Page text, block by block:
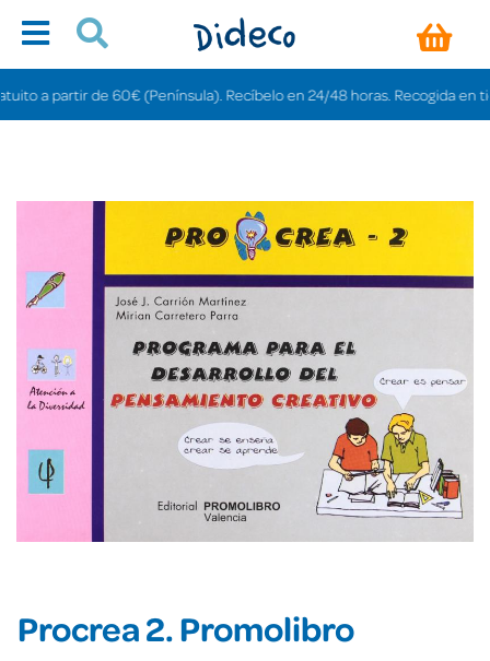
a partir de 60€ (Península). Recíbelo en 24/48 horas. Recogida en
Procrea 2. Promolibro